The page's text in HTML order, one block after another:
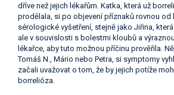
dříve než jejich lékařům. Katka, která už
prodělala, si po objevení příznaků rovnou od
sérologické vyšetření, stejně jako Jiřina,
ale v souvislosti s bolestmi kloubů a
lékařce, aby tuto možnou příčinu prověřila.
Tomáš N., Mário nebo Petra, si symptomy
začali uvažovat o tom, že by jejich potíže
borrelióza.